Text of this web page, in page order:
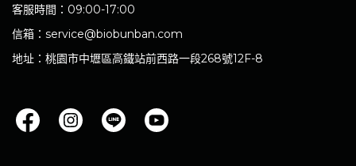
客服時間：09:00-17:00
信箱：service@biobunban.com
地址：桃園市中壢區高鐵站前西路一段268號12F-8